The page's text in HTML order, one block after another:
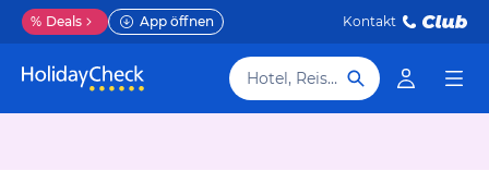
% Deals App öffnen Kontakt
Hotel, Reiseziel